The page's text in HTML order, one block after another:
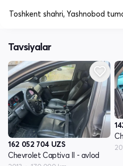
Toshkent shahri, Yashnobod
Tavsiyalar
162 052 704 UZS
Chevrolet Captiva II - avlod